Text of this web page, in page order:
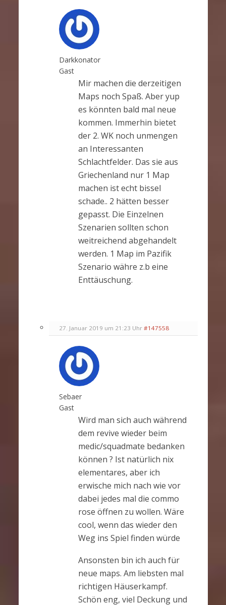
Darkkonator
Gast
Mir machen die derzeitigen
Maps noch Spaß. Aber yup
es könnten bald mal neue
kommen. Immerhin bietet
der 2. WK noch unmengen
an Interessanten
Schlachtfelder. Das sie aus
Griechenland nur 1 Map
machen ist echt bissel
schade.. 2 hätten besser
gepasst. Die Einzelnen
Szenarien sollten schon
weitreichend abgehandelt
werden. 1 Map im Pazifik
Szenario währe z.b eine
Enttäuschung.
27. Januar 2019 um 21:23 Uhr #147558
Sebaer
Gast
Wird man sich auch während
dem revive wieder beim
medic/squadmate bedanken
können ? Ist natürlich nix
elementares, aber ich
erwische mich nach wie vor
dabei jedes mal die commo
rose öffnen zu wollen. Wäre
cool, wenn das wieder den
Weg ins Spiel finden würde
Ansonsten bin ich auch für
neue maps. Am liebsten mal
richtigen Häuserkampf.
Schön eng, viel Deckung und